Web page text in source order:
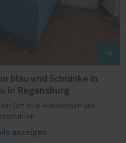
blau und Schränke in
in Regensburg
Ort zum Ankommen und
anzeigen